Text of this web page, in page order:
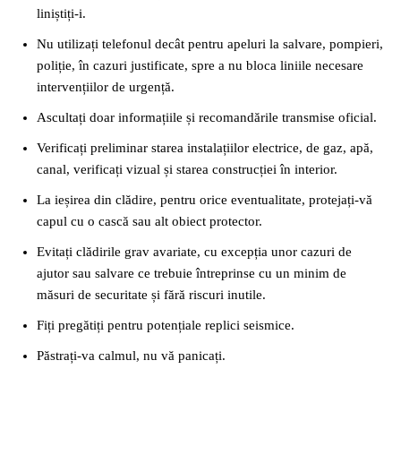
liniștiți-i.
Nu utilizați telefonul decât pentru apeluri la salvare, pompieri,
poliție, în cazuri justificate, spre a nu bloca liniile necesare
intervențiilor de urgență.
Ascultați doar informațiile și recomandările transmise oficial.
Verificați preliminar starea instalațiilor electrice, de gaz, apă,
canal, verificați vizual și starea construcției în interior.
La ieșirea din clădire, pentru orice eventualitate, protejați-vă
capul cu o cască sau alt obiect protector.
Evitați clădirile grav avariate, cu excepția unor cazuri de
ajutor sau salvare ce trebuie întreprinse cu un minim de
măsuri de securitate și fără riscuri inutile.
Fiți pregătiți pentru potențiale replici seismice.
Păstrați-va calmul, nu vă panicați.